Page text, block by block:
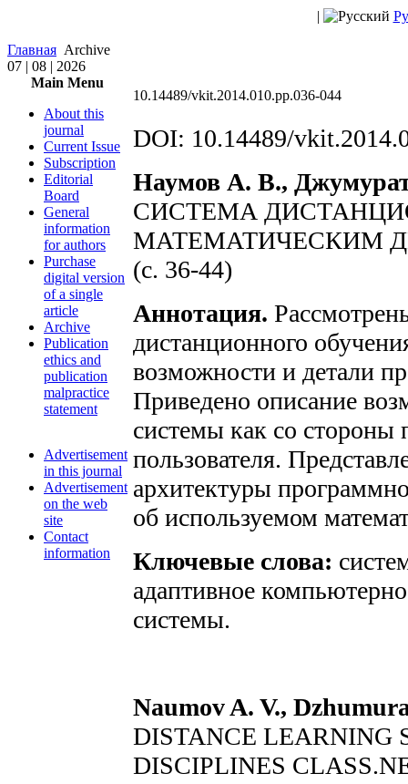
|
Главная Archive
07 | 08 | 2026
Main Menu
About this
journal
Current Issue
Subscription
Editorial
Board
General
information
for authors
Purchase
digital version
of a single
article
Archive
Publication
ethics and
publication
malpractice
statement
Advertisement
in this journal
Advertisement
on the web
site
Contact
information
10.14489/vkit.2014.010.pp.036-044
DOI: 10.14489/
Наумов А. В.,
СИСТЕМА
МАТЕМАТИЧЕСКИМ
(с. 36-44)
Аннотация.
дистанционного
возможности и детали
Приведено описание
системы как со стороны
пользователя.
архитектуры
об используемом
Ключевые слова:
адаптивное
системы.
Naumov A. V.,
DISTANCE LEARNING
DISCIPLINES